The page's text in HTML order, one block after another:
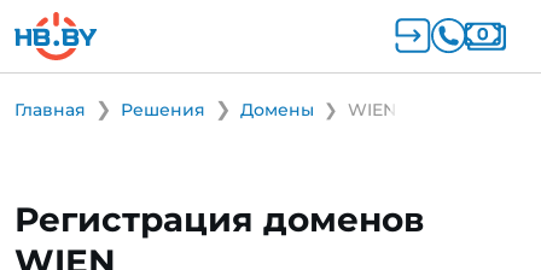
Главная Решения Домены WIEN
Регистрация доменов
WIEN